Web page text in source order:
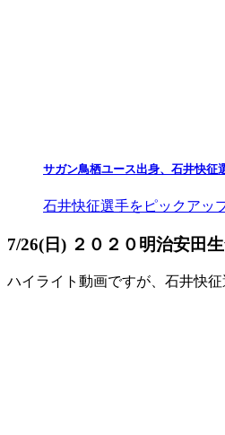
サガン鳥栖ユース出身、石井快征
石井快征選手をピックアッ
7/26(日) ２０２０明治安田
ハイライト動画ですが、石井快